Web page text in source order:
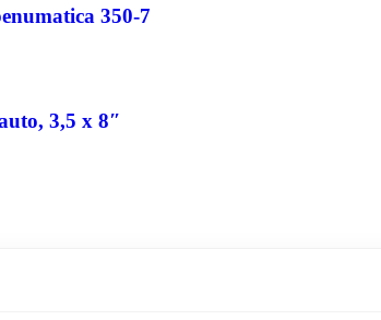
350-7
3,5 x 8″